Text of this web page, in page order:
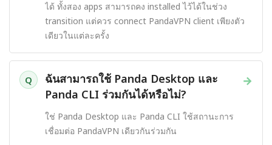
ได้ ทั้งสอง apps สามารถคง installed ไว้ได้ในช่วง
transition แต่ควร connect PandaVPN client เพียงตัว
เดียวในแต่ละครั้ง
Q →
ฉันสามารถใช้ Panda Desktop และ
Panda CLI ร่วมกันได้หรือไม่?
ใช่ Panda Desktop และ Panda CLI ใช้สถานะการ
เชื่อมต่อ PandaVPN เดียวกันร่วมกัน